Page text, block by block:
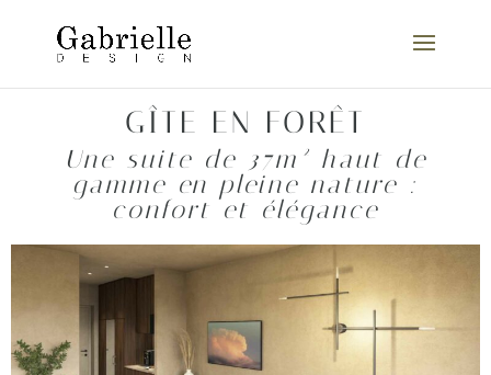
GÎTE EN FORÊT
Une suite de 37m² haut de
gamme en pleine nature :
confort et élégance